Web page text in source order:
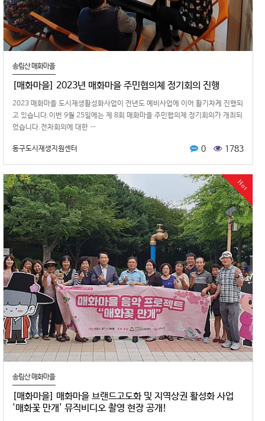
송림산 매화마을
[매화마을] 2023년 매화마을 주민협의체 정기회의 진행
2023 매화마을 도시재생활성화사업이 전년도 예비사업에 이어 활기차게 진행되
고 있습니다.이번 9월 25일에는 제 8회 매화마을 주민협의체 정기회의가 개최되
었습니다.전차회의에 대한 …
동구도시재생지원센터 0 1783
Hot
송림산 매화마을
[매화마을] 매화마을 브랜드고도화 및 지역상권 활성화 사업
'매화꽃 만개' 뮤직비디오 촬영 현장 공개!